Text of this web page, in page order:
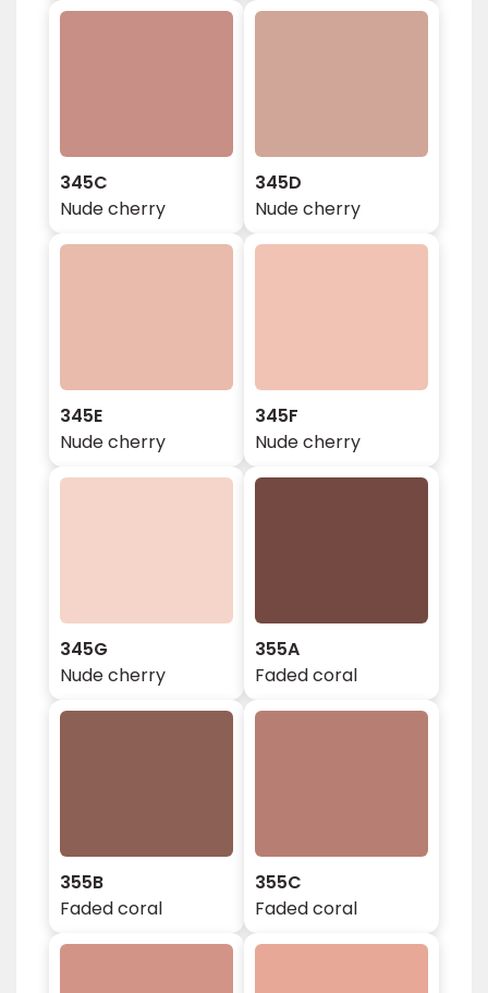
345C
Nude cherry
345D
Nude cherry
345E
Nude cherry
345F
Nude cherry
345G
Nude cherry
355A
Faded coral
355B
Faded coral
355C
Faded coral